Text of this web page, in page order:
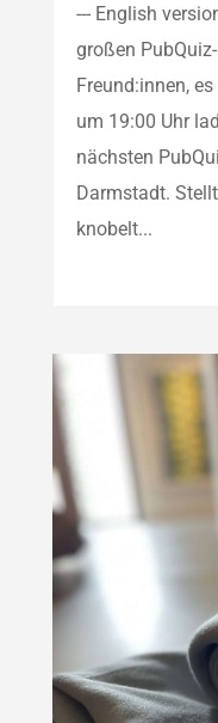
--- English
großen
Freund:innen,
um 19:00 Uhr
nächsten
Darmstadt.
knobelt...